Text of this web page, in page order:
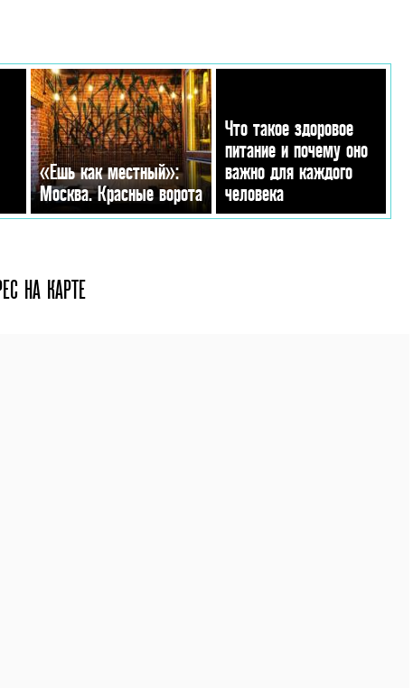
«Ешь как местный»:
Москва. Красные ворота
Что такое здоровое
питание и почему оно
важно для каждого
человека
НА КАРТЕ